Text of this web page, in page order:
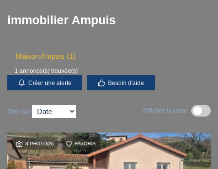
Nos agences
Contact
immobilier Ampuis
Maison Ampuis (1)
1 annonce(s) trouvée(s)
Créer une alerte
Besoin d'aide
Trier par Afficher la carte
8 PHOTO(S) FAVORIS